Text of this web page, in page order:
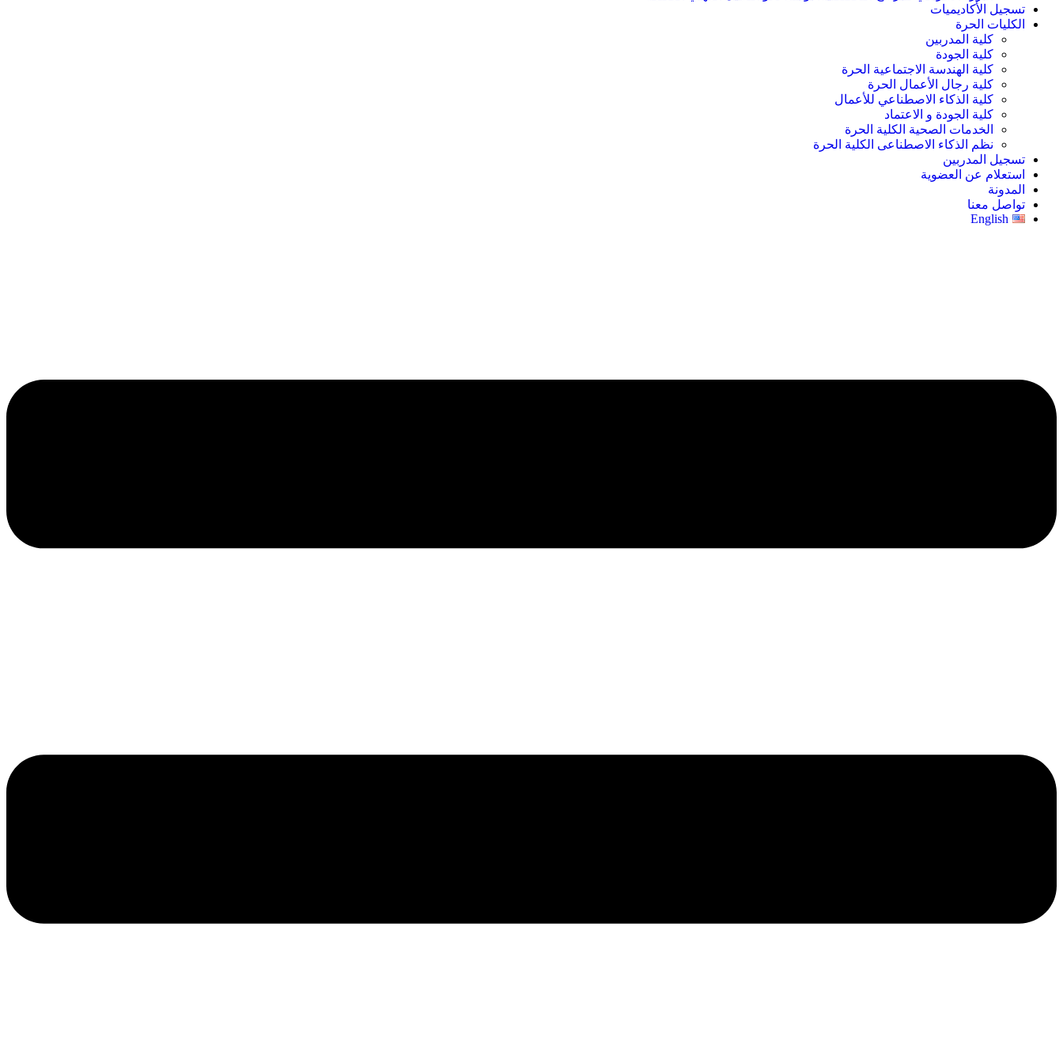
تسجيل الأكاديميات
الكليات الحرة
كلية المدربين
كلية الجودة
كلية الهندسة الاجتماعية الحرة
كلية رجال الأعمال الحرة
كلية الذكاء الاصطناعي للأعمال
كلية الجودة و الاعتماد
الخدمات الصحية الكلية الحرة
نظم الذكاء الاصطناعى الكلية الحرة
تسجيل المدربين
استعلام عن العضوية
المدونة
تواصل معنا
English